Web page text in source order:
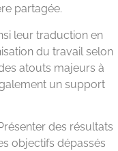
partagée.
leur traduction en
du travail selon
atouts majeurs à
un support
des résultats
objectifs dépassés